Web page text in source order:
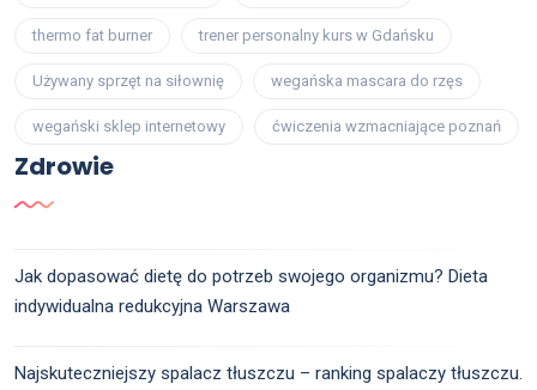
thermo fat burner trener personalny kurs w Gdańsku
Używany sprzęt na siłownię wegańska mascara do rzęs
wegański sklep internetowy ćwiczenia wzmacniające poznań
Zdrowie
Jak dopasować dietę do potrzeb swojego organizmu? Dieta
indywidualna redukcyjna Warszawa
Najskuteczniejszy spalacz tłuszczu – ranking spalaczy tłuszczu.